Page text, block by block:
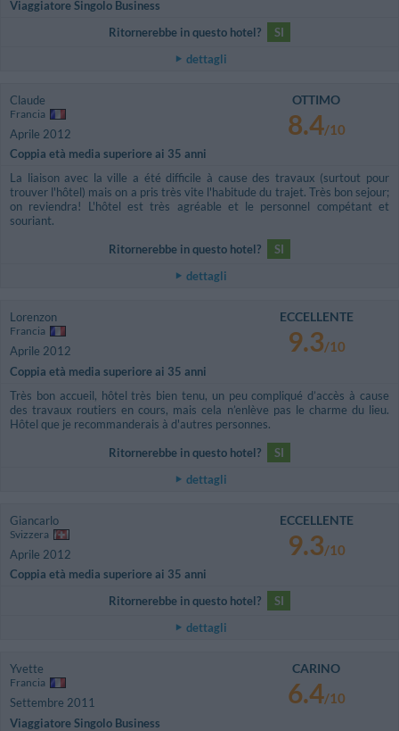
Viaggiatore Singolo Business
Ritornerebbe in questo hotel?
SI
dettagli
Claude
Francia
Aprile 2012
Coppia età media superiore ai 35 anni
OTTIMO
8.4/10
La liaison avec la ville a été difficile à cause des travaux (surtout pour
trouver l'hôtel) mais on a pris très vite l'habitude du trajet. Très bon sejour;
on reviendra! L'hôtel est très agréable et le personnel compétant et
souriant.
Ritornerebbe in questo hotel?
SI
dettagli
Lorenzon
Francia
Aprile 2012
Coppia età media superiore ai 35 anni
ECCELLENTE
9.3/10
Très bon accueil, hôtel très bien tenu, un peu compliqué d’accès à cause
des travaux routiers en cours, mais cela n’enlève pas le charme du lieu.
Hôtel que je recommanderais à d'autres personnes.
Ritornerebbe in questo hotel?
SI
dettagli
Giancarlo
Svizzera
Aprile 2012
Coppia età media superiore ai 35 anni
ECCELLENTE
9.3/10
Ritornerebbe in questo hotel?
SI
dettagli
Yvette
Francia
Settembre 2011
Viaggiatore Singolo Business
CARINO
6.4/10